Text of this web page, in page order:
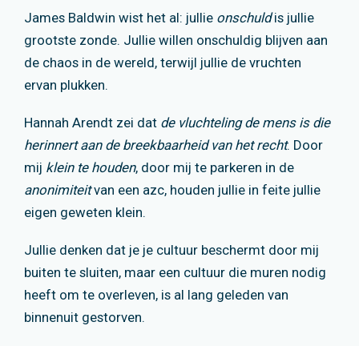
James Baldwin wist het al: jullie onschuldis jullie
grootste zonde. Jullie willen onschuldig blijven aan
de chaos in de wereld, terwijl jullie de vruchten
ervan plukken.
Hannah Arendt zei dat de vluchteling de mens is die
herinnert aan de breekbaarheid van het recht. Door
mij klein te houden, door mij te parkeren in de
anonimiteitvan een azc, houden jullie in feite jullie
eigen geweten klein.
Jullie denken dat je je cultuur beschermt door mij
buiten te sluiten, maar een cultuur die muren nodig
heeft om te overleven, is al lang geleden van
binnenuit gestorven.